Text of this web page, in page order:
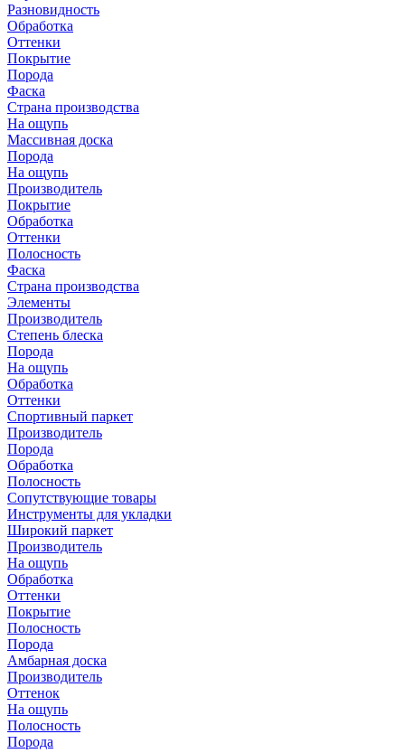
Разновидность
Обработка
Оттенки
Покрытие
Порода
Фаска
Страна производства
На ощупь
Массивная доска
Порода
На ощупь
Производитель
Покрытие
Обработка
Оттенки
Полосность
Фаска
Страна производства
Элементы
Производитель
Степень блеска
Порода
На ощупь
Обработка
Оттенки
Спортивный паркет
Производитель
Порода
Обработка
Полосность
Сопутствующие товары
Инструменты для укладки
Широкий паркет
Производитель
На ощупь
Обработка
Оттенки
Покрытие
Полосность
Порода
Амбарная доска
Производитель
Оттенок
На ощупь
Полосность
Порода